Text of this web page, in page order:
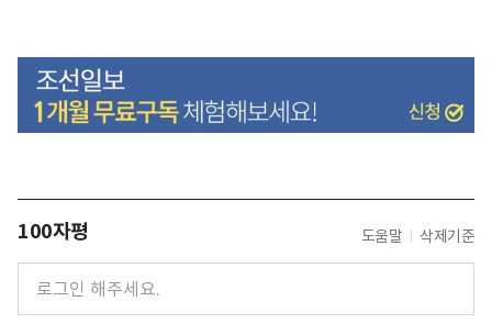
100자평 도움말 삭제기준